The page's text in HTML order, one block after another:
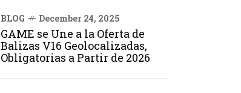
BLOG December 24, 2025
GAME se Une a la Oferta de
Balizas V16 Geolocalizadas,
Obligatorias a Partir de 2026